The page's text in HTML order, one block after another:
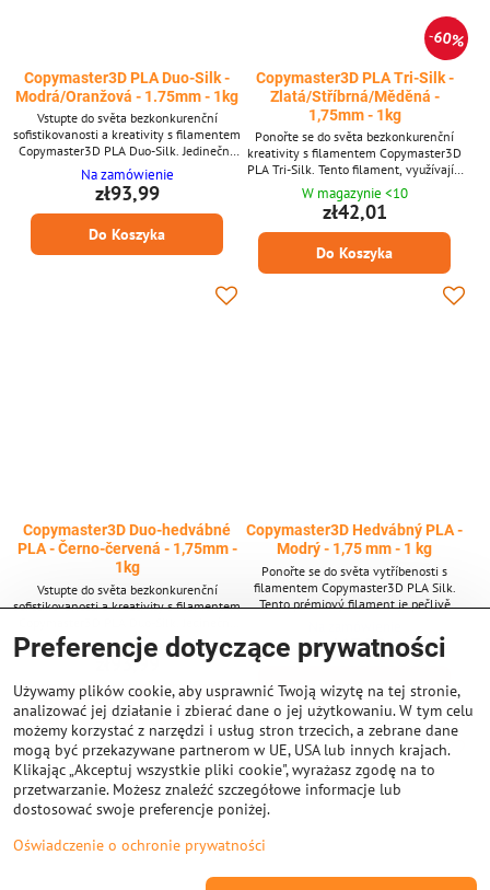
Copymaster3D PLA Duo-Silk -
Modrá/Oranžová - 1.75mm - 1kg
Vstupte do světa bezkonkurenční
sofistikovanosti a kreativity s filamentem
Copymaster3D PLA Duo-Silk. Jedinečně
navržený s inovativní technologií Duo-
Silk, tento filament hladce splétá dvě
doplňkové barvy do jediného vlákna,
čímž vytváří výtisky, které s každou
vrstvou předvádějí harmonickou směs
Na zamówienie
zł93,99
Do Koszyka
60%
Copymaster3D PLA Tri-Silk -
Zlatá/Stříbrná/Měděná -
1,75mm - 1kg
Ponořte se do světa bezkonkurenční
kreativity s filamentem Copymaster3D
PLA Tri-Silk. Tento filament, využívající
špičkovou technologii Tri-Silk, plynule
proplétá tři zářivé barvy do jediného
vlákna, což vám umožňuje vytvářet
výtisky, které s každou vrstvou
představují fascinující symfonii trojitého
barevného lesku. Hlavní přednosti:
Technologie Tri-Silk Hedvábně hladká
W magazynie <10
zł42,01
Do Koszyka
Copymaster3D Duo-hedvábné
PLA - Černo-červená - 1,75mm -
1kg
Vstupte do světa bezkonkurenční
sofistikovanosti a kreativity s filamentem
vyvinutý s inovativní technologií Duo-
Silk, tento filament hladce splétá dvě
vytvářející výtisky, které s každou vrstvou
ukazují harmonickou směs dvoutónového
lesku. **Přednosti** * Technologie Duo-
Silk * Hedvábně hladká textura * Základ
z vysoce...
Na zamówienie
zł93,99
Do Koszyka
Copymaster3D Hedvábný PLA -
Modrý - 1,75 mm - 1 kg
Ponořte se do světa vytříbenosti s
filamentem Copymaster3D PLA Silk.
Tento prémiový filament je pečlivě
vdechl hedvábně hladký povrch a
briliantový lesk, čímž nastavuje nový
Hlavní vlastnosti Hedvábně hladká
dokonalost Vysoce kvalitní PLA základ
Briliantový lesk Precizní detaily
zł67,30
Do Koszyka
Preferencje dotyczące prywatności
Używamy plików cookie, aby usprawnić Twoją wizytę na tej stronie,
analizować jej działanie i zbierać dane o jej użytkowaniu. W tym celu
możemy korzystać z narzędzi i usług stron trzecich, a zebrane dane
mogą być przekazywane partnerom w UE, USA lub innych krajach.
Klikając „Akceptuj wszystkie pliki cookie", wyrażasz zgodę na to
przetwarzanie. Możesz znaleźć szczegółowe informacje lub
dostosować swoje preferencje poniżej.
Oświadczenie o ochronie prywatności